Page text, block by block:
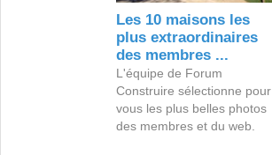
Les 10 maisons les
plus extraordinaires
des membres ...
L'équipe de Forum
Construire sélectionne pour
vous les plus belles photos
des membres et du web.